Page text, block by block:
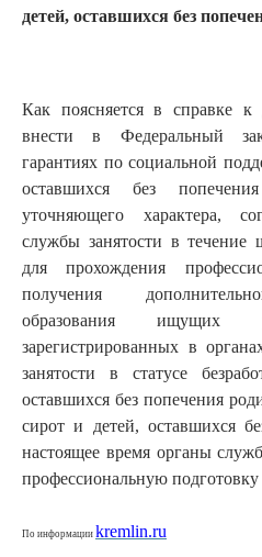
детей, оставшихся без
Как поясняется в справке к
внести в Федеральный
гарантиях по социальной
оставшихся без
уточняющего характера,
службы занятости в течение
для прохождения
получения
образования
зарегистрированных в
занятости в статусе
оставшихся без попечения
сирот и детей, оставшихся
настоящее время органы
профессиональную
По информации kremlin.ru